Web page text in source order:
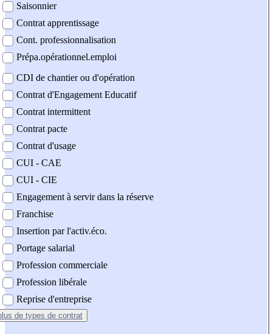
Saisonnier
Contrat apprentissage
Cont. professionnalisation
Prépa.opérationnel.emploi
CDI de chantier ou d'opération
Contrat d'Engagement Educatif
Contrat intermittent
Contrat pacte
Contrat d'usage
CUI - CAE
CUI - CIE
Engagement à servir dans la réserve
Franchise
Insertion par l'activ.éco.
Portage salarial
Profession commerciale
Profession libérale
Reprise d'entreprise
de types de contrat